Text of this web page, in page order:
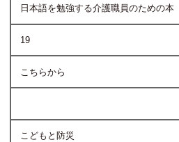
日本語を勉強する介護職員のための本
19
こちらから
こどもと防災